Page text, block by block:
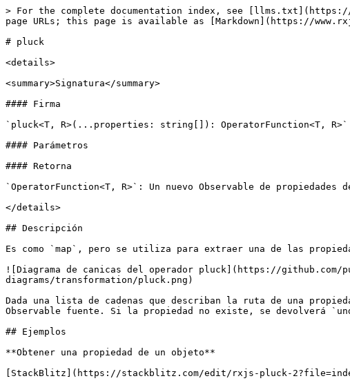
> For the complete documentation index, see
page URLs; this page is available as [Markdown](https://
# pluck
<details>
<summary>Signatura</summary>
#### Firma
`pluck<T, R>(...properties: string[]): OperatorFunction<T, R>`
#### Parámetros
#### Retorna
`OperatorFunction<T, R>`: Un nuevo Observable de
</details>
## Descripción
Es como `map`, pero se utiliza para extraer una de las
![Diagrama de canicas del operador pluck](https://github.com/
diagrams/transformation/pluck.png)
Dada una lista de cadenas que describan la ruta de una
Observable fuente. Si la propiedad no existe, se devolverá
## Ejemplos
**Obtener una propiedad de un objeto**
[StackBlitz](https://stackblitz.com/edit/rxjs-pluck-